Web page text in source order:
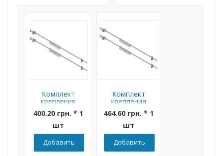
Комплект
крепления
боксов на
опору Билмакс
(типоразмер от
БМ-44 до
БМ-65)
400.20 грн. * 1
шт
Добавить
Комплект
крепления
боксов на
опору Билмакс
(типоразмер от
БМ-70 до
БМ-126)
464.60 грн. * 1
шт
Добавить